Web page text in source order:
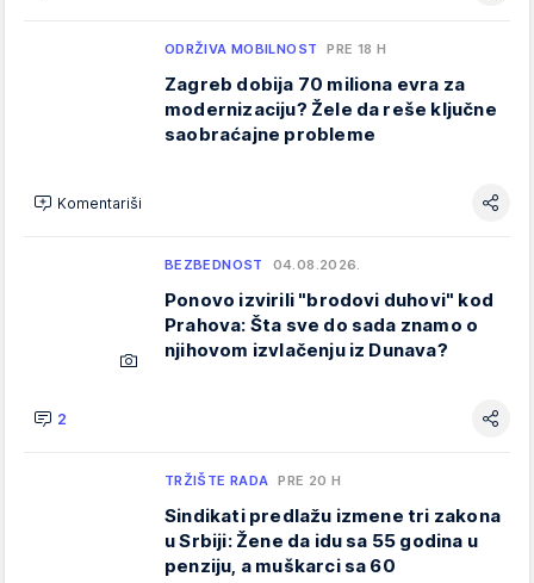
ODRŽIVA MOBILNOST PRE 18 H
Zagreb dobija 70 miliona evra za
modernizaciju? Žele da reše ključne
saobraćajne probleme
Komentariši
BEZBEDNOST 04.08.2026.
Ponovo izvirili "brodovi duhovi" kod
Prahova: Šta sve do sada znamo o
njihovom izvlačenju iz Dunava?
2
TRŽIŠTE RADA PRE 20 H
Sindikati predlažu izmene tri zakona
u Srbiji: Žene da idu sa 55 godina u
penziju, a muškarci sa 60